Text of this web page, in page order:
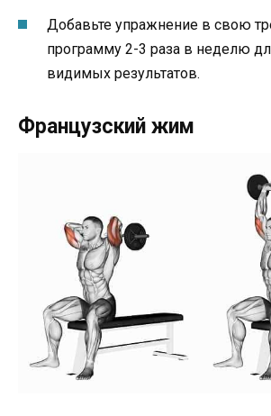
Добавьте упражнение в свою
программу 2-3 раза в неделю
видимых результатов.
Французский жим